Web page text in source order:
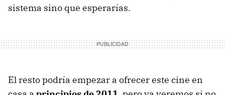
sistema sino que esperarías.
El resto podría empezar a ofrecer este cine en